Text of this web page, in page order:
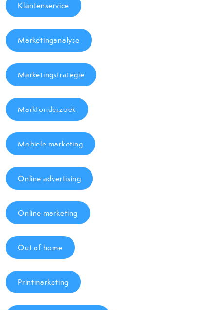
Klantenservice
Marketinganalyse
Marketingstrategie
Marktonderzoek
Mobiele marketing
Online advertising
Online marketing
Out of home
Printmarketing